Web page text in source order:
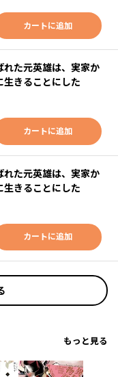
カートに追加
た元英雄は、実家か
生きることにした
カートに追加
た元英雄は、実家か
生きることにした
カートに追加
もっと見る